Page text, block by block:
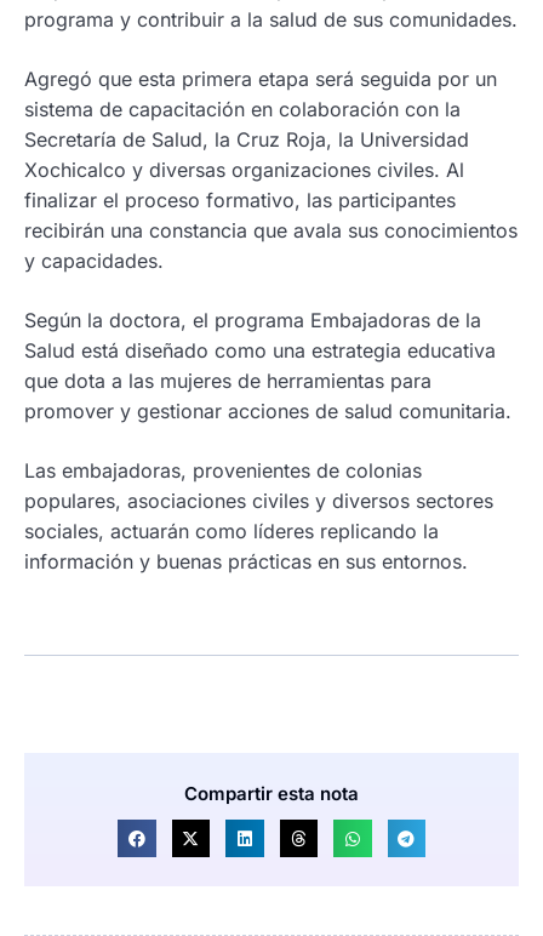
programa y contribuir a la salud de sus comunidades.
Agregó que esta primera etapa será seguida por un
sistema de capacitación en colaboración con la
Secretaría de Salud, la Cruz Roja, la Universidad
Xochicalco y diversas organizaciones civiles. Al
finalizar el proceso formativo, las participantes
recibirán una constancia que avala sus conocimientos
y capacidades.
Según la doctora, el programa Embajadoras de la
Salud está diseñado como una estrategia educativa
que dota a las mujeres de herramientas para
promover y gestionar acciones de salud comunitaria.
Las embajadoras, provenientes de colonias
populares, asociaciones civiles y diversos sectores
sociales, actuarán como líderes replicando la
información y buenas prácticas en sus entornos.
Compartir esta nota